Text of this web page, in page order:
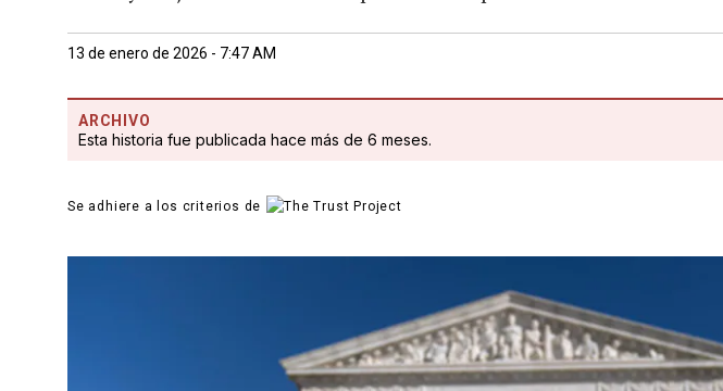
13 de enero de 2026 - 7:47 AM
ARCHIVO
Esta historia fue publicada hace más de 6 meses.
Se adhiere a los criterios de